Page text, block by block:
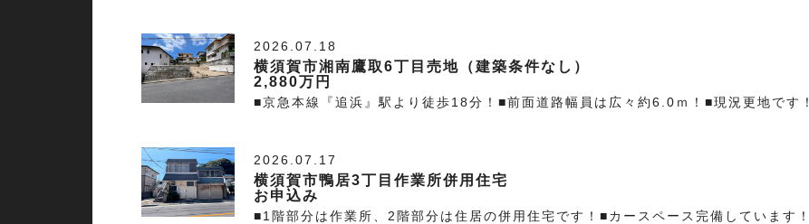
2026.07.18
横須賀市湘南鷹取6丁目売地（建築条件なし）
2,880万円
■京急本線『追浜』駅より徒歩18分！■前面道路幅員は広々約6.0ｍ！■現況更地です！
2026.07.17
横須賀市鴨居3丁目作業所併用住宅
お申込み
■1階部分は作業所、2階部分は住居の併用住宅です！■カースペース完備しています！